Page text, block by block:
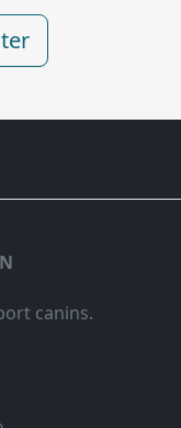
canins.